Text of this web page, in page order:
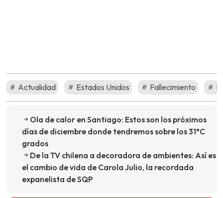
Actualidad Estados Unidos Fallecimiento
Ola de calor en Santiago: Estos son los próximos
días de diciembre donde tendremos sobre los 31°C
grados
De la TV chilena a decoradora de ambientes: Así es
el cambio de vida de Carola Julio, la recordada
expanelista de SQP